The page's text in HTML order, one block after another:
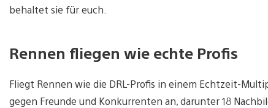
behaltet sie für euch.
Rennen fliegen wie echte Profis
Fliegt Rennen wie die DRL-Profis in einem Echtzeit-
gegen Freunde und Konkurrenten an, darunter 18